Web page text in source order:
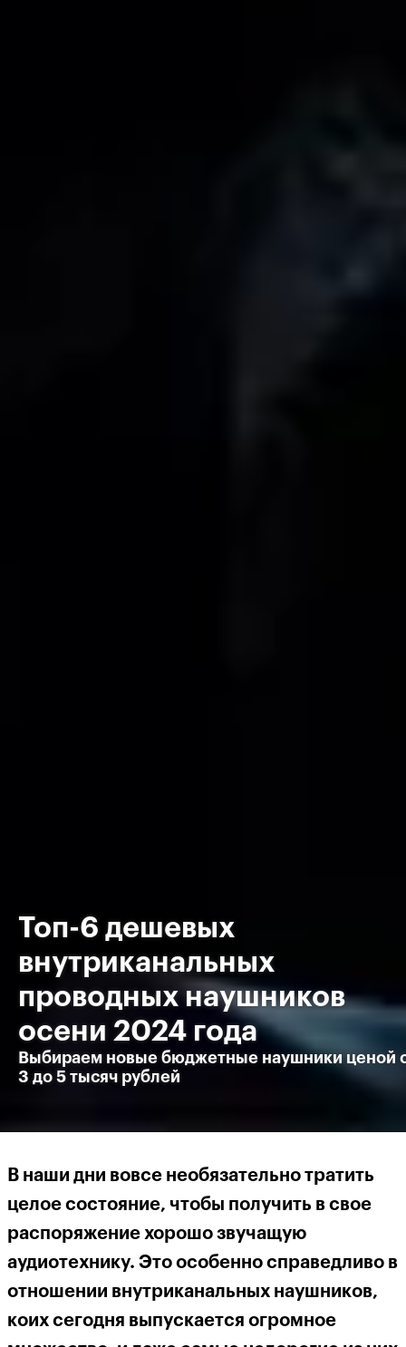
Топ-6 дешевых
внутриканальных
проводных наушников
осени 2024 года
Выбираем новые бюджетные наушники ценой
3 до 5 тысяч рублей
В наши дни вовсе необязательно тратить
целое состояние, чтобы получить в свое
распоряжение хорошо звучащую
аудиотехнику. Это особенно справедливо в
отношении внутриканальных наушников,
коих сегодня выпускается огромное